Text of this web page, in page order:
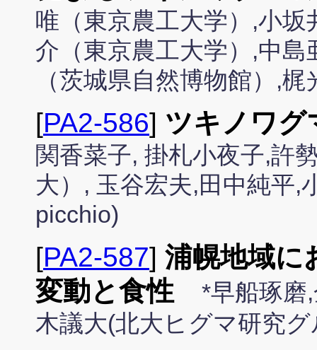
唯（東京農工大学）,小
介（東京農工大学）,中
（茨城県自然博物館）,
[PA2-586] ツキノワグ
関香菜子, 掛札小夜子,許
大）, 玉谷宏夫,田中純平,
picchio)
[PA2-587] 浦幌地域に
変動と食性
*早船琢磨
木議大(北大ヒグマ研究